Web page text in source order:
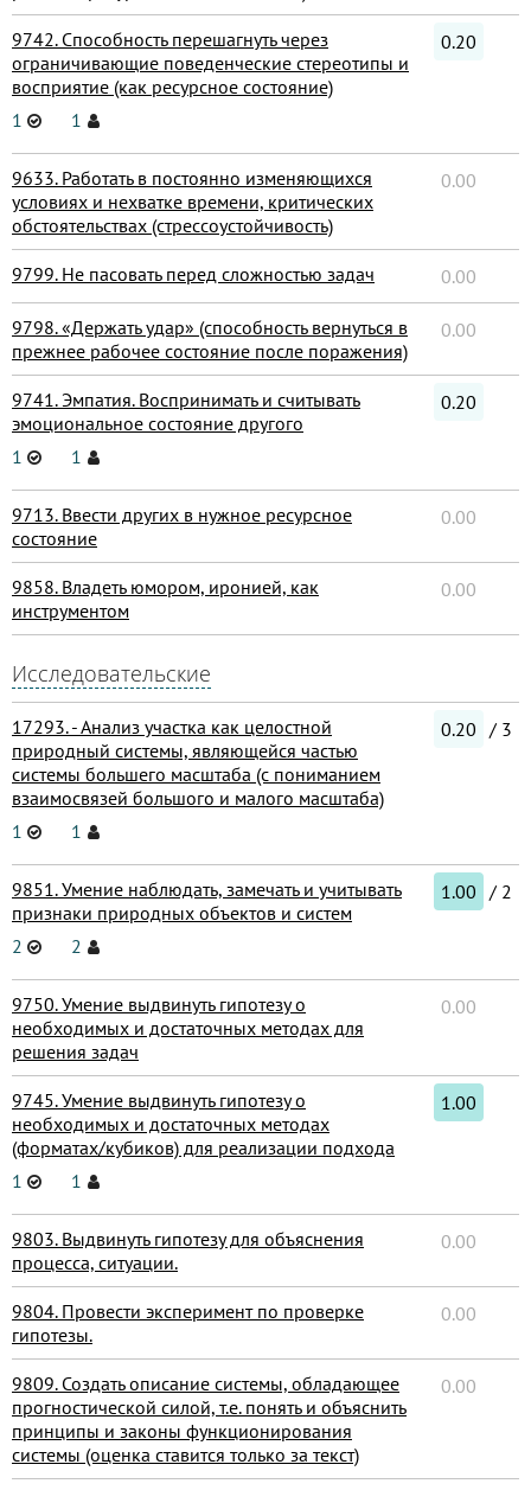
9742. Способность перешагнуть через
ограничивающие поведенческие стереотипы и
восприятие (как ресурсное состояние)
1
1
0.20
9633. Работать в постоянно изменяющихся
условиях и нехватке времени, критических
обстоятельствах (стрессоустойчивость)
0.00
9799. Не пасовать перед сложностью задач 0.00
9798. «Держать удар» (способность вернуться в
прежнее рабочее состояние после поражения)
0.00
9741. Эмпатия. Воспринимать и считывать
эмоциональное состояние другого
1
1
0.20
9713. Ввести других в нужное ресурсное
состояние
0.00
9858. Владеть юмором, иронией, как
инструментом
0.00
Исследовательские
17293. - Анализ участка как целостной
природный системы, являющейся частью
системы большего масштаба (с пониманием
взаимосвязей большого и малого масштаба)
1
1
0.20 / 3
9851. Умение наблюдать, замечать и учитывать
признаки природных объектов и систем
2
2
1.00 / 2
9750. Умение выдвинуть гипотезу о
необходимых и достаточных методах для
решения задач
0.00
9745. Умение выдвинуть гипотезу о
необходимых и достаточных методах
(форматах/кубиков) для реализации подхода
1
1
1.00
9803. Выдвинуть гипотезу для объяснения
процесса, ситуации.
0.00
9804. Провести эксперимент по проверке
гипотезы.
0.00
9809. Создать описание системы, обладающее
прогностической силой, т.е. понять и объяснить
принципы и законы функционирования
системы (оценка ставится только за текст)
0.00